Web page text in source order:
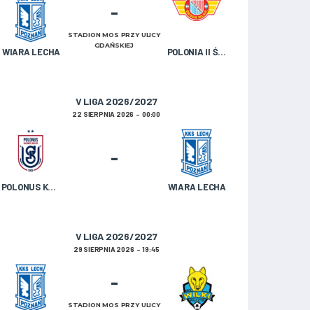
WIARA LECHA POLONIA II ŚRODA WIELKOPOLSKA
-
STADION MOS PRZY ULICY
GDAŃSKIEJ
V LIGA 2026/2027
22 SIERPNIA 2026 00:00
POLONUS KAZIMIERZ BISKUPI WIARA LECHA
-
V LIGA 2026/2027
29 SIERPNIA 2026 19:45
-
STADION MOS PRZY ULICY